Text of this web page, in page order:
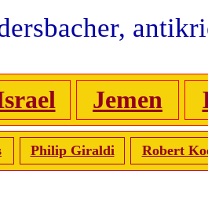
Jemen
Philip Giraldi Robert